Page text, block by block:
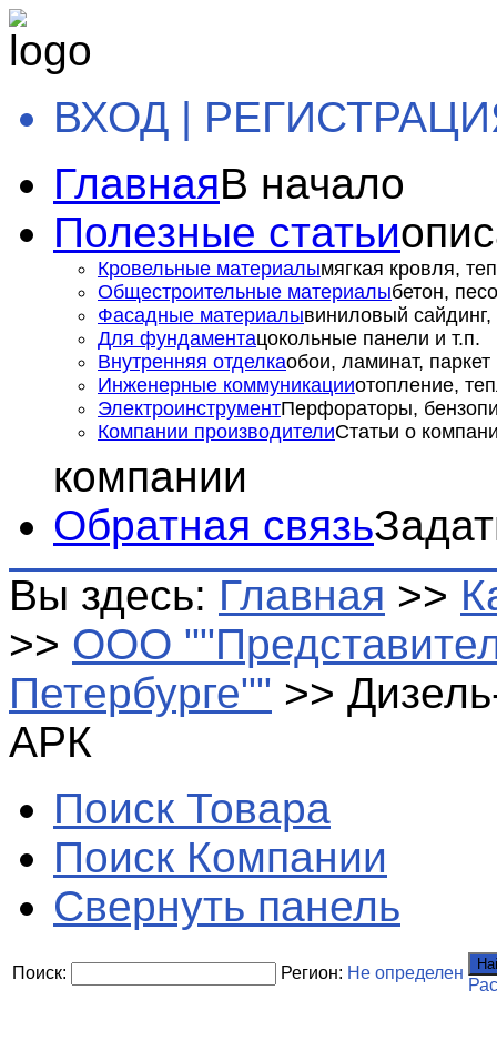
ВХОД |
ГлавнаяВ начало
Полезные статьи
Кровельные материалымягкая кровля,
Общестроительные материалыбетон,
Фасадные материалывиниловый сайдинг,
Для фундаментацокольные панели и т.п.
Внутренняя отделкаобои, ламинат, паркет
Инженерные коммуникацииотопление,
ЭлектроинструментПерфораторы,
Компании производителиСтатьи о
компании
Обратная связь
Вы здесь: Главная >>
>> ООО
Петербурге"" >>
АРК
Поиск Товара
Поиск Компании
Свернуть панель
Поиск: Регион: Не определен